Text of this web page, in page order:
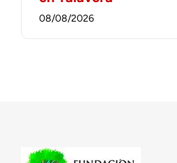
08/08/2026